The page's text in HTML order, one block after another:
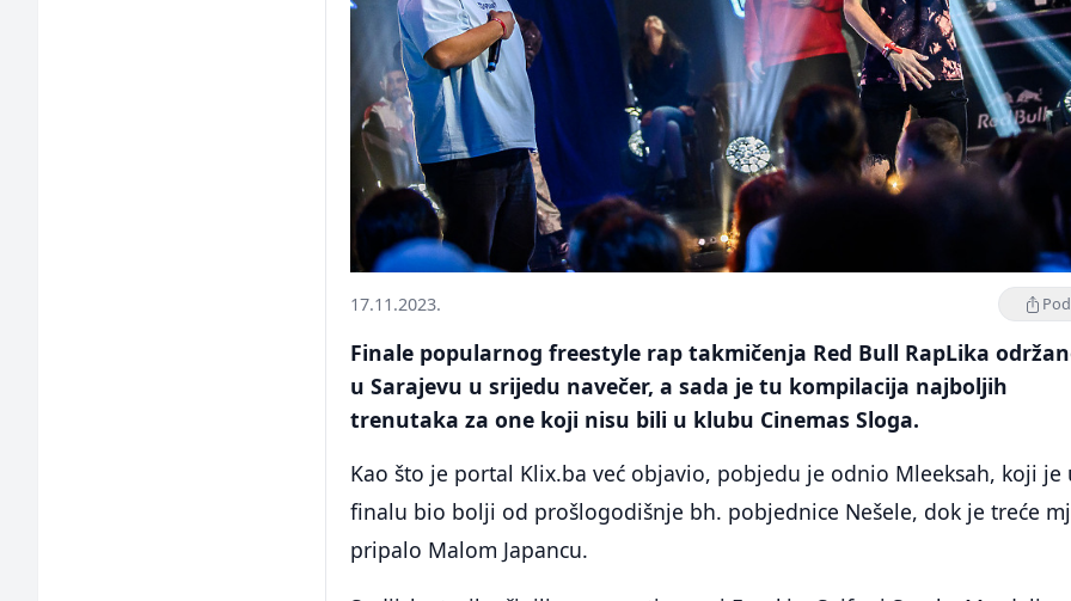
17.11.2023.
Finale popularnog freestyle rap takmičenja Red Bull RapLika
u Sarajevu u srijedu navečer, a sada je tu kompilacija najboljih
trenutaka za one koji nisu bili u klubu Cinemas Sloga.
Kao što je portal Klix.ba već objavio, pobjedu je odnio Mleeksah, koji je
finalu bio bolji od prošlogodišnje bh. pobjednice Nešele, dok je treće
pripalo Malom Japancu.